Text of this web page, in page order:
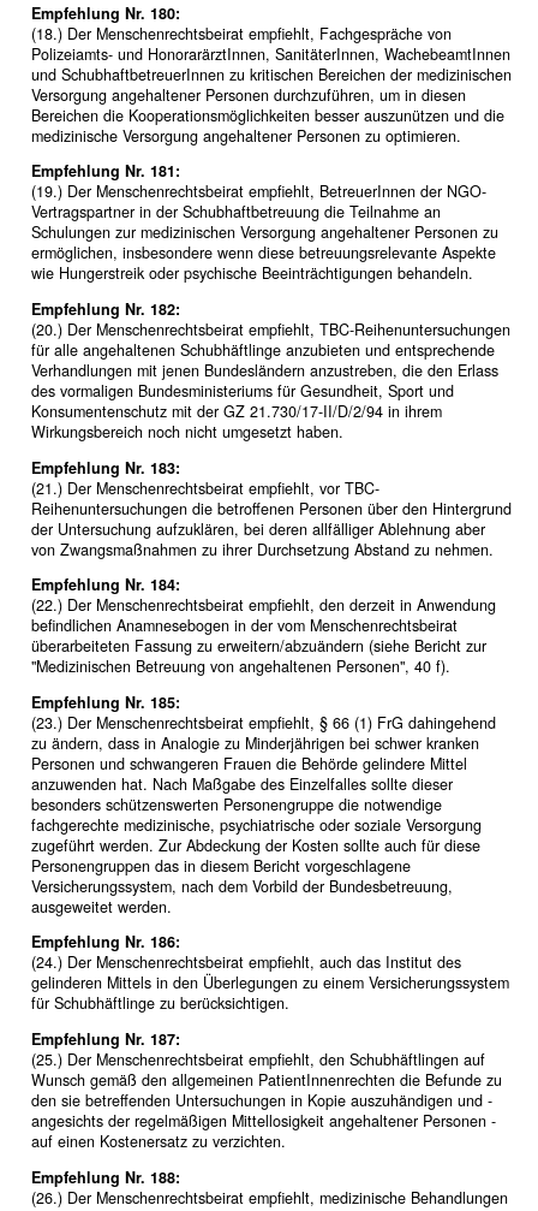
Empfehlung Nr. 180:
(18.) Der Menschenrechtsbeirat empfiehlt, Fachgespräche von
Polizeiamts- und HonorarärztInnen, SanitäterInnen, WachebeamtInnen
und SchubhaftbetreuerInnen zu kritischen Bereichen der medizinischen
Versorgung angehaltener Personen durchzuführen, um in diesen
Bereichen die Kooperationsmöglichkeiten besser auszunützen und die
medizinische Versorgung angehaltener Personen zu optimieren.
Empfehlung Nr. 181:
(19.) Der Menschenrechtsbeirat empfiehlt, BetreuerInnen der NGO-
Vertragspartner in der Schubhaftbetreuung die Teilnahme an
Schulungen zur medizinischen Versorgung angehaltener Personen zu
ermöglichen, insbesondere wenn diese betreuungsrelevante Aspekte
wie Hungerstreik oder psychische Beeinträchtigungen behandeln.
Empfehlung Nr. 182:
(20.) Der Menschenrechtsbeirat empfiehlt, TBC-Reihenuntersuchungen
für alle angehaltenen Schubhäftlinge anzubieten und entsprechende
Verhandlungen mit jenen Bundesländern anzustreben, die den Erlass
des vormaligen Bundesministeriums für Gesundheit, Sport und
Konsumentenschutz mit der GZ 21.730/17-II/D/2/94 in ihrem
Wirkungsbereich noch nicht umgesetzt haben.
Empfehlung Nr. 183:
(21.) Der Menschenrechtsbeirat empfiehlt, vor TBC-
Reihenuntersuchungen die betroffenen Personen über den Hintergrund
der Untersuchung aufzuklären, bei deren allfälliger Ablehnung aber
von Zwangsmaßnahmen zu ihrer Durchsetzung Abstand zu nehmen.
Empfehlung Nr. 184:
(22.) Der Menschenrechtsbeirat empfiehlt, den derzeit in Anwendung
befindlichen Anamnesebogen in der vom Menschenrechtsbeirat
überarbeiteten Fassung zu erweitern/abzuändern (siehe Bericht zur
"Medizinischen Betreuung von angehaltenen Personen", 40 f).
Empfehlung Nr. 185:
(23.) Der Menschenrechtsbeirat empfiehlt, § 66 (1) FrG dahingehend
zu ändern, dass in Analogie zu Minderjährigen bei schwer kranken
Personen und schwangeren Frauen die Behörde gelindere Mittel
anzuwenden hat. Nach Maßgabe des Einzelfalles sollte dieser
besonders schützenswerten Personengruppe die notwendige
fachgerechte medizinische, psychiatrische oder soziale Versorgung
zugeführt werden. Zur Abdeckung der Kosten sollte auch für diese
Personengruppen das in diesem Bericht vorgeschlagene
Versicherungssystem, nach dem Vorbild der Bundesbetreuung,
ausgeweitet werden.
Empfehlung Nr. 186:
(24.) Der Menschenrechtsbeirat empfiehlt, auch das Institut des
gelinderen Mittels in den Überlegungen zu einem Versicherungssystem
für Schubhäftlinge zu berücksichtigen.
Empfehlung Nr. 187:
(25.) Der Menschenrechtsbeirat empfiehlt, den Schubhäftlingen auf
Wunsch gemäß den allgemeinen PatientInnenrechten die Befunde zu
den sie betreffenden Untersuchungen in Kopie auszuhändigen und -
angesichts der regelmäßigen Mittellosigkeit angehaltener Personen -
auf einen Kostenersatz zu verzichten.
Empfehlung Nr. 188:
(26.) Der Menschenrechtsbeirat empfiehlt, medizinische Behandlungen